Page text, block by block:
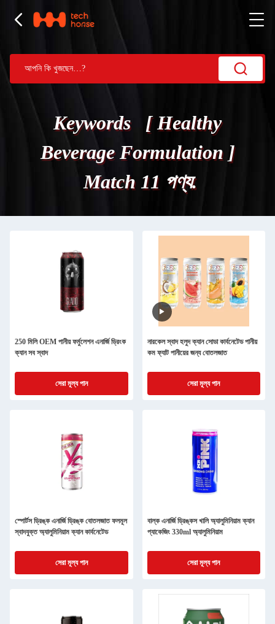
Keywords [ Healthy
Beverage Formulation ]
Match 11 পণ্য.
250 মিলি OEM পানীয় ফর্মুলেশন এনার্জি ড্রিংক
ক্যান সব স্বাদ
সেরা মূল্য পান
নারকেল স্বাদ হলুদ ক্যান সোডা কার্বনেটেড পানীয়
কম ফ্যাট পানীয়ের জন্য বোতলজাত
সেরা মূল্য পান
স্পোর্টস ড্রিঙ্ক এনার্জি ড্রিঙ্ক বোতলজাত ফলমূল
স্বাদযুক্ত অ্যালুমিনিয়াম ক্যান কার্বনেটেড
সেরা মূল্য পান
বাল্ক এনার্জি ড্রিঙ্কস খালি অ্যালুমিনিয়াম ক্যান
প্যাকেজিং 330ml অ্যালুমিনিয়াম
সেরা মূল্য পান